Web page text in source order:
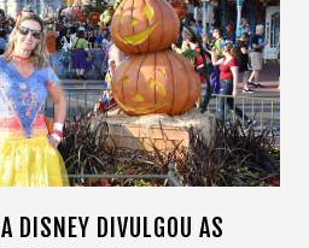
DISNEY DIVULGOU AS